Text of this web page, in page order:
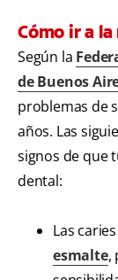
Cómo ir a
Según la
de Buenos
problemas de
años. Las
signos de que
dental:
Las
esmalte,